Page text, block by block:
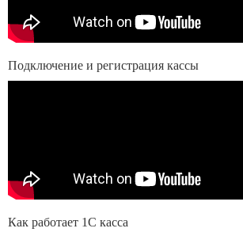
Подключение и регистрация кассы
Как работает 1С касса